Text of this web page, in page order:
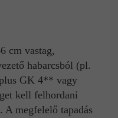
cm vastag,
habarcsból (pl.
GK 4** vagy
kell felhordani
A megfelelő tapadás